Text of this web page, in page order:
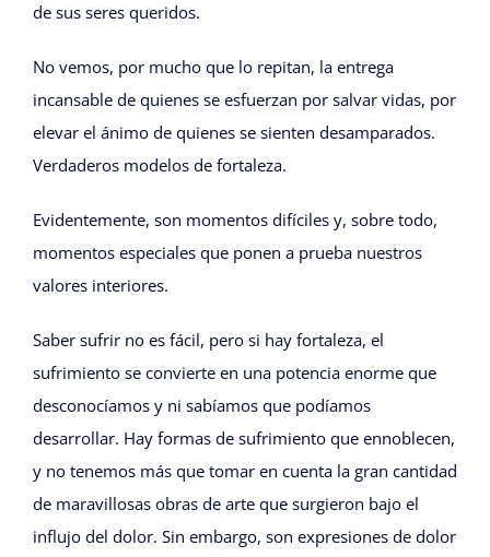
de sus seres queridos.
No vemos, por mucho que lo repitan, la entrega
incansable de quienes se esfuerzan por salvar vidas, por
elevar el ánimo de quienes se sienten desamparados.
Verdaderos modelos de fortaleza.
Evidentemente, son momentos difíciles y, sobre todo,
momentos especiales que ponen a prueba nuestros
valores interiores.
Saber sufrir no es fácil, pero si hay fortaleza, el
sufrimiento se convierte en una potencia enorme que
desconocíamos y ni sabíamos que podíamos
desarrollar. Hay formas de sufrimiento que ennoblecen,
y no tenemos más que tomar en cuenta la gran cantidad
de maravillosas obras de arte que surgieron bajo el
influjo del dolor. Sin embargo, son expresiones de dolor